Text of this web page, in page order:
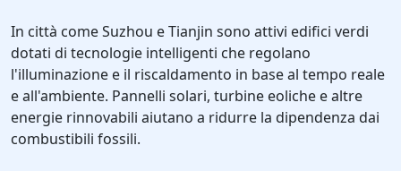
In città come Suzhou e Tianjin sono attivi edifici verdi
dotati di tecnologie intelligenti che regolano
l'illuminazione e il riscaldamento in base al tempo reale
e all'ambiente. Pannelli solari, turbine eoliche e altre
energie rinnovabili aiutano a ridurre la dipendenza dai
combustibili fossili.